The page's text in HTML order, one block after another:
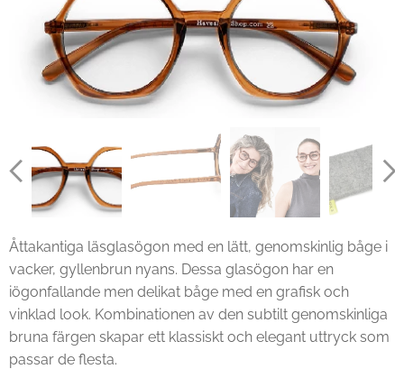
Åttakantiga läsglasögon med en lätt, genomskinlig båge i
vacker, gyllenbrun nyans. Dessa glasögon har en
iögonfallande men delikat båge med en grafisk och
vinklad look. Kombinationen av den subtilt genomskinliga
bruna färgen skapar ett klassiskt och elegant uttryck som
passar de flesta.